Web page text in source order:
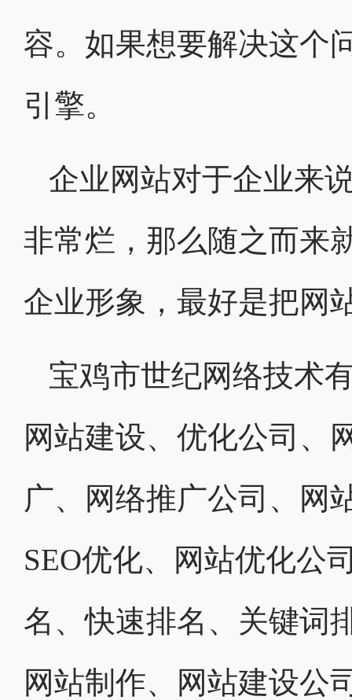
容。如果想要解决这个
引擎。
企业网站对于企业来
非常烂，那么随之而来
企业形象，最好是把网
宝鸡市世纪网络技术
网站建设、优化公司、
广、网络推广公司、网
SEO优化、网站优化公
名、快速排名、关键词
网站制作、网站建设公